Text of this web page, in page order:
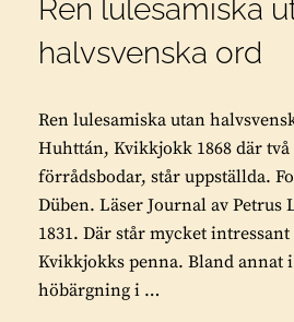
Ren lulesamiska
halvsvenska ord
Ren lulesamiska utan
Huhttán, Kvikkjokk 1868 där
förrådsbodar, står uppställda.
Düben. Läser Journal av Petrus
1831. Där står mycket
Kvikkjokks penna. Bland annat
höbärgning i …